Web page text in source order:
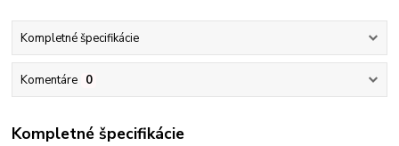
Kompletné špecifikácie
Komentáre 0
Kompletné špecifikácie